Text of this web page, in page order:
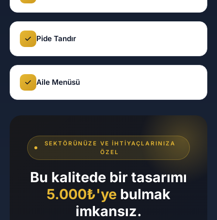
Pide Tandır
Aile Menüsü
SEKTÖRÜNÜZE VE İHTIYAÇLARINIZA
ÖZEL
Bu kalitede bir tasarımı
5.000₺'ye bulmak
imkansız.